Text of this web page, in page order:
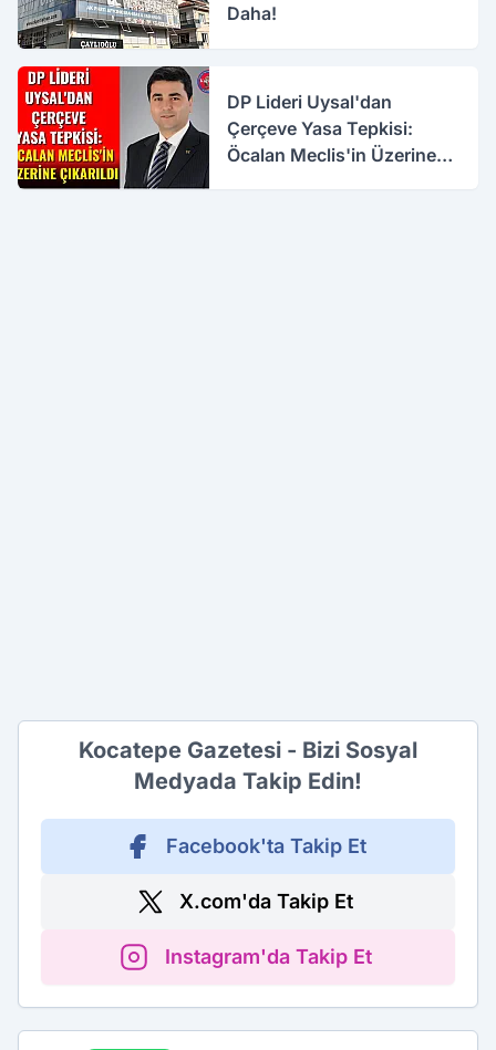
Daha!
DP Lideri Uysal'dan
Çerçeve Yasa Tepkisi:
Öcalan Meclis'in Üzerine
Kocatepe Gazetesi - Bizi Sosyal
Medyada Takip Edin!
Facebook'ta Takip Et
X.com'da Takip Et
Instagram'da Takip Et